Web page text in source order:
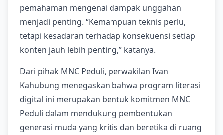
pemahaman mengenai dampak unggahan
menjadi penting. “Kemampuan teknis perlu,
tetapi kesadaran terhadap konsekuensi setiap
konten jauh lebih penting,” katanya.
Dari pihak MNC Peduli, perwakilan Ivan
Kahubung menegaskan bahwa program literasi
digital ini merupakan bentuk komitmen MNC
Peduli dalam mendukung pembentukan
generasi muda yang kritis dan beretika di ruang